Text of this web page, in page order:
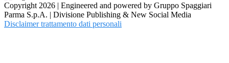
Copyright 2026 | Engineered and powered by Gruppo Spaggiari
Parma S.p.A. | Divisione Publishing & New Social Media
Disclaimer trattamento dati personali